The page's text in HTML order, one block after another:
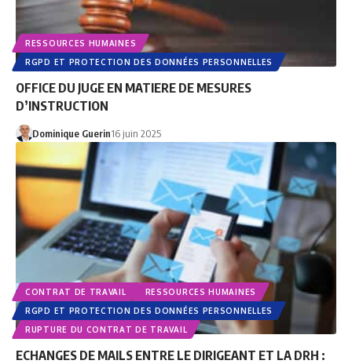
RESSOURCES HUMAINES
RGPD ET PROTECTION DES DONNÉES PERSONNELLES
OFFICE DU JUGE EN MATIERE DE MESURES
D’INSTRUCTION
Dominique Guerin16 juin 2025
CONTRAT DE TRAVAIL
RESSOURCES HUMAINES
RGPD ET PROTECTION DES DONNÉES PERSONNELLES
RUPTURE DU CONTRAT DE TRAVAIL
ECHANGES DE MAILS ENTRE LE DIRIGEANT ET LA DRH :